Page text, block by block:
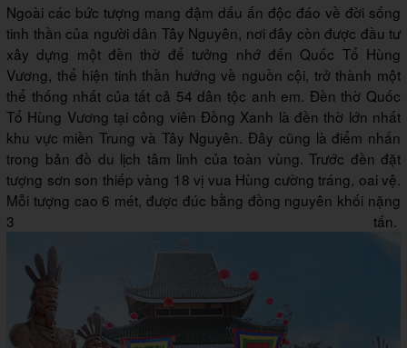
Ngoài các bức tượng mang đậm dấu ấn độc đáo về đời sống
tinh thần của người dân Tây Nguyên, nơi đây còn được đầu tư
xây dựng một đền thờ để tưởng nhớ đến Quốc Tổ Hùng
Vương, thể hiện tinh thần hướng về nguồn cội, trở thành một
thể thống nhất của tất cả 54 dân tộc anh em. Đền thờ Quốc
Tổ Hùng Vương tại công viên Đồng Xanh là đền thờ lớn nhất
khu vực miền Trung và Tây Nguyên. Đây cũng là điểm nhấn
trong bản đồ du lịch tâm linh của toàn vùng. Trước đền đặt
tượng sơn son thiếp vàng 18 vị vua Hùng cường tráng, oai vệ.
Mỗi tượng cao 6 mét, được đúc bằng đồng nguyên khối nặng
3 tấn.